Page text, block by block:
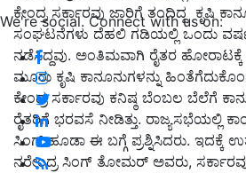
We're social. Connect with us on:
ಕೇಂದ್ರ ಸರ್ಕಾರವು ಜಾರಿಗೆ ತಂದಿದ್ದ ಕೃಷಿ
ಸಂಘಟನೆಗಳು ದೆಹಲಿ ಗಡಿಯಲ್ಲಿ ಒಂದು
ನಡೆಸಿದ್ದವು. ಅಂತಿಮವಾಗಿ ರೈತರ
ಮೂರು ಕೃಷಿ ಕಾನೂನುಗಳನ್ನು
ಕೇಂದ್ರ ಸರ್ಕಾರವು ಕನಿಷ್ಠ ಬೆಂಬಲ ಬೆಲೆಗೆ
ರೈತರಿಗೆ ಭರವಸೆ ನೀಡಿತ್ತು. ರಾಜ್ಯಸಭೆಯಲ್ಲಿ
ಸಿಂಗ್ ಹೂಡಾ ಈ ಬಗ್ಗೆ ಪ್ರಶ್ನಿಸಿದರು. ಇದಕ್ಕೆ
ನರೇಂದ್ರ ಸಿಂಗ್ ತೋಮರ್ ಅವರು,